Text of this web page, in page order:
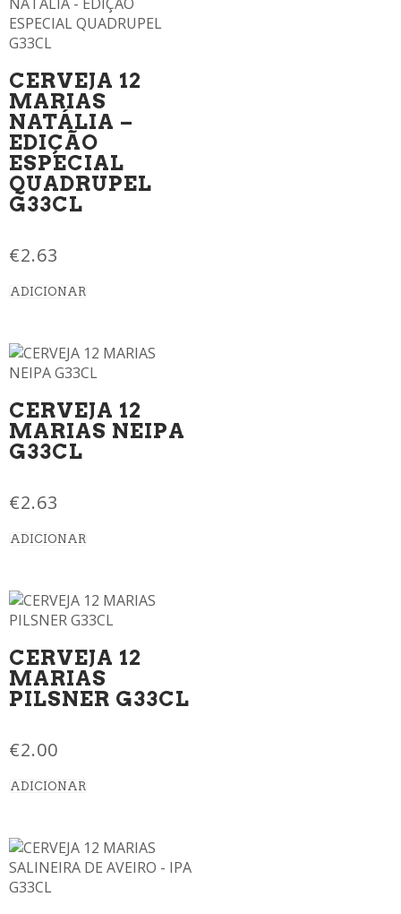
CERVEJA 12
MARIAS
NATÁLIA –
EDIÇÃO
ESPECIAL
QUADRUPEL
G33CL
€2.63
ADICIONAR
CERVEJA 12
MARIAS NEIPA
G33CL
€2.63
ADICIONAR
CERVEJA 12
MARIAS
PILSNER G33CL
€2.00
ADICIONAR